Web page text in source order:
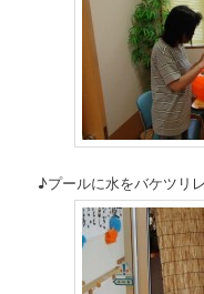
♪プールに水をバケツ